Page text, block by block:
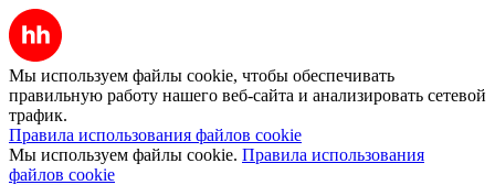
Мы используем файлы cookie, чтобы обеспечивать
правильную работу нашего веб-сайта и анализировать сетевой
трафик.
Правила использования файлов cookie
Мы используем файлы cookie. Правила использования
файлов cookie